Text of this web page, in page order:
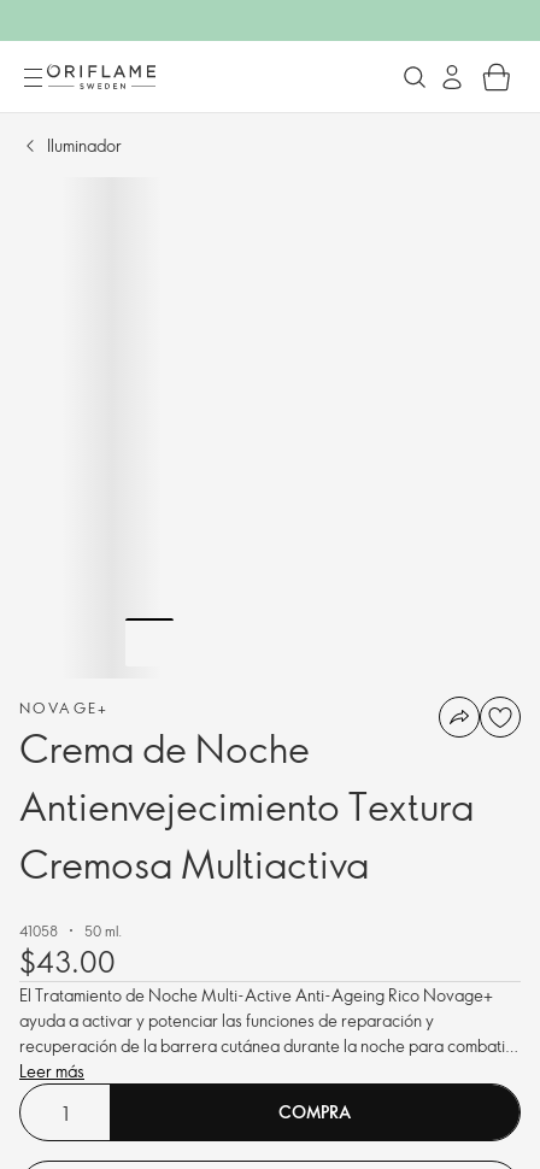
Iluminador
NOVAGE+
Crema de Noche
Antienvejecimiento Textura
Cremosa Multiactiva
41058 50 ml.
$43.00
El Tratamiento de Noche Multi-Active Anti-Ageing Rico Novage+
ayuda a activar y potenciar las funciones de reparación y
recuperación de la barrera cutánea durante la noche para combatir
los múltiples signos del envejecimiento, reduciendo las líneas de
expresión y las arrugas y revelando una piel más firme, tersa,
radiante y de aspecto joven.
Leer más
COMPRA